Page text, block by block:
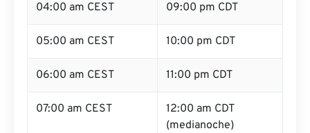
04:00 am CEST 09:00 pm CDT
05:00 am CEST 10:00 pm CDT
06:00 am CEST 11:00 pm CDT
07:00 am CEST
12:00 am CDT
(medianoche)